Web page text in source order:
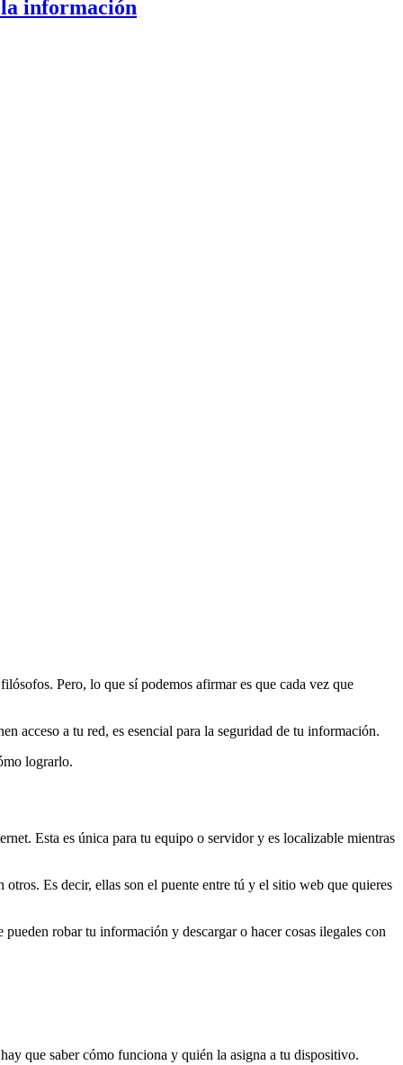
la información
Pero, lo que sí podemos afirmar es que cada vez que
acceso a tu red, es esencial para la seguridad de tu información.
lograrlo.
Esta es única para tu equipo o servidor y es localizable mientras
Es decir, ellas son el puente entre tú y el sitio web que quieres
robar tu información y descargar o hacer cosas ilegales con
que saber cómo funciona y quién la asigna a tu dispositivo.